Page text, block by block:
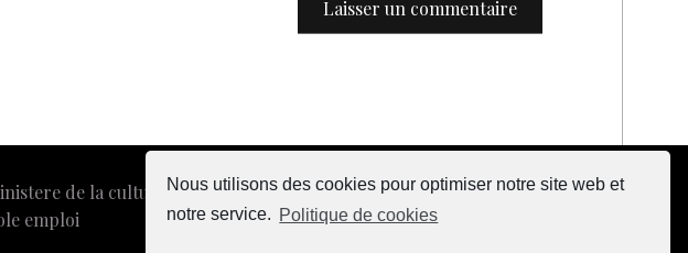
Nous utilisons des cookies pour optimiser notre site web et
notre service. Politique de cookies